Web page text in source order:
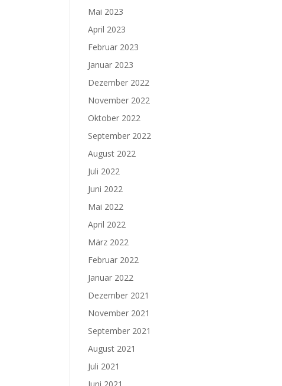
Mai 2023
April 2023
Februar 2023
Januar 2023
Dezember 2022
November 2022
Oktober 2022
September 2022
August 2022
Juli 2022
Juni 2022
Mai 2022
April 2022
März 2022
Februar 2022
Januar 2022
Dezember 2021
November 2021
September 2021
August 2021
Juli 2021